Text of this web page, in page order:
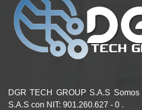
DGR TECH GROUP S.A.S
S.A.S con NIT: 901.260.627 - 0 .